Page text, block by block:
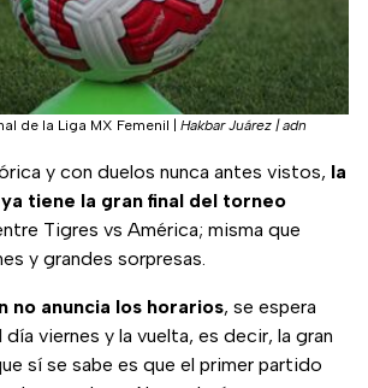
de la Liga MX Femenil
Hakbar Juárez | adn
y con duelos nunca antes vistos, la
ya tiene la gran final del torneo
Tigres vs América; misma que
y grandes sorpresas.
no anuncia los horarios, se espera
viernes y la vuelta, es decir, la gran
sí se sabe es que el primer partido